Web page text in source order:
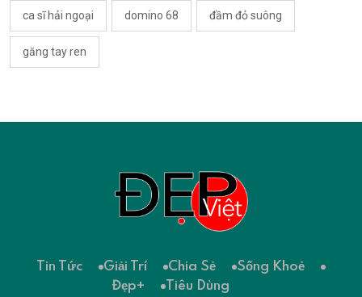
ca sĩ hải ngoại domino 68 đầm đỏ suông
găng tay ren
Tin Tức Giải Trí Chia Sẻ
Sống Khoẻ
Đẹp+
Tiêu Dùng